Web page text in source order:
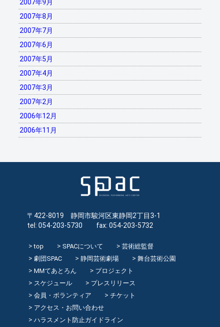
2007年9月
2007年8月
2007年7月
2007年6月
2007年5月
2007年4月
2007年3月
2007年2月
2006年12月
2006年11月
〒422-8019 静岡市駿河区東静岡2丁目3-1
tel: 054-203-5730 fax: 054-203-5732
top SPACについて
芸術総監督
劇団SPAC
静岡芸術劇場
舞台芸術公園
MMてあとろん
プロジェクト
スケジュール
プレスリリース
会員・ボランティア
チケット
アクセス・お問い合わせ
ハラスメント防止ガイドライン